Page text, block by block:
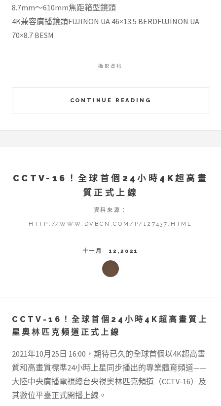
8.7mm〜610mm焦距箱型鏡頭
4K兼容廣播鏡頭FUJINON UA 46×13.5 BERDFUJINON UA
70×8.7 BESM
CONTINUE READING
攝影資訊
CCTV-16！全球首個24小時4K超高畫
質正式上線
資料來源：
HTTP://WWW.DVBCN.COM/P/127437.HTML
十一月 12,2021
CCTV-16！全球首個24小時4K超高畫質上
星奧林匹克頻道正式上線
2021年10月25日 16:00，期待已久的全球首個以4K超高畫
質和高畫質標準24小時上星同步播出的專業體育頻道——
大陸中央廣播電視總台央視奧林匹克頻道（CCTV-16）及
其數位平臺正式開播上線。